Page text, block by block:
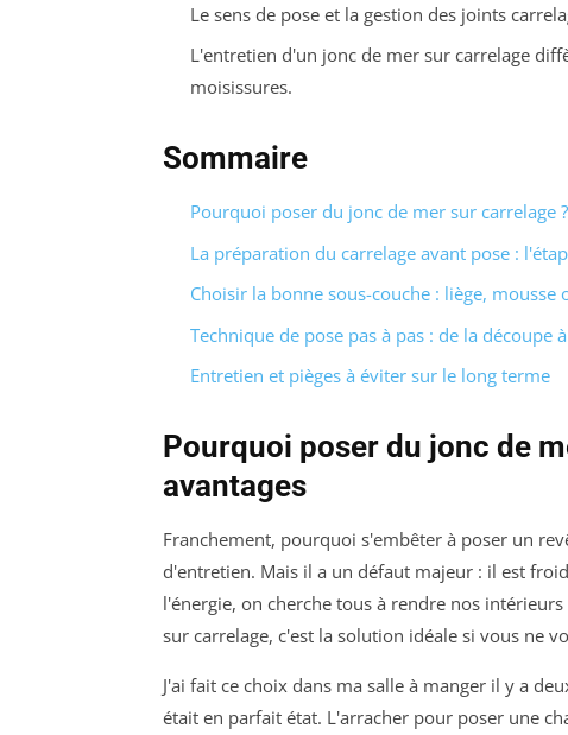
Le sens de pose et la gestion des joints
L'entretien d'un jonc de mer sur carrelage
moisissures.
Sommaire
Pourquoi poser du jonc de mer sur carrelage
La préparation du carrelage avant pose :
Choisir la bonne sous-couche : liège, mousse
Technique de pose pas à pas : de la découpe
Entretien et pièges à éviter sur le long terme
Pourquoi poser du jonc de
avantages
Franchement, pourquoi s'embêter à poser un
d'entretien. Mais il a un défaut majeur : il est
l'énergie, on cherche tous à rendre nos
sur carrelage, c'est la solution idéale si vous ne
J'ai fait ce choix dans ma salle à manger il y a
était en parfait état. L'arracher pour poser une